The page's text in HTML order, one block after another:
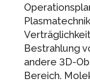
Bestrahlung
andere 3D-
Bereich.